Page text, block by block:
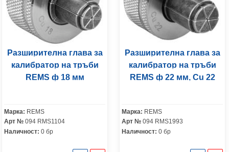
Разширителна глава за
калибратор на тръби
REMS ф 18 мм
Марка: REMS
Арт № 094 RMS1104
Наличност: 0 бр
Разширителна глава за
калибратор на тръби
REMS ф 22 мм, Cu 22
Марка: REMS
Арт № 094 RMS1993
Наличност: 0 бр